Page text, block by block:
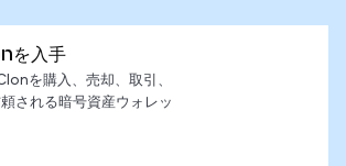
を入手
を購入、売却、取引、
される暗号資産ウォレッ